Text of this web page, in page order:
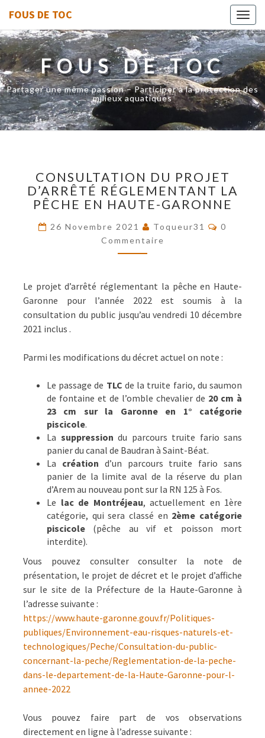
FOUS DE TOC
FOUS DE TOC
Partager une même passion – Participer à la protection des
milieux aquatiques
DU
PROJET
D’ARRÊTÉ
LA
PÊCHE
EN
GARONNE
CONSULTATION DU PROJET
D’ARRÊTÉ RÉGLEMENTANT LA
PÊCHE EN HAUTE-GARONNE
26 Novembre 2021 Toqueur31
0
Commentaire
Le projet d’arrêté réglementant la pêche en Haute-
Garonne pour l’année 2022 est soumis à la
consultation du public jusqu’au vendredi 10 décembre
2021 inclus .
Parmi les modifications du décret actuel on note :
Le passage de TLC de la truite fario, du saumon
de fontaine et de l’omble chevalier de 20 cm à
23 cm
sur la Garonne en 1° catégorie
piscicole.
La suppression du parcours truite fario sans
panier du canal de Baudran à Saint-Béat.
La création d’un parcours truite fario sans
panier de la limite aval de la réserve du plan
d’Arem au nouveau pont sur la RN 125 à Fos.
Le lac de Montréjeau, actuellement en 1ère
catégorie, qui sera classé en 2ème catégorie
piscicole (pêche au vif et poisson mort
interdite).
Vous pouvez consulter consulter la note de
présentation, le projet de décret et le projet d’affiche
sur le site de la Préfecture de la Haute-Garonne à
l’adresse suivante :
https://www.haute-garonne.gouv.fr/Politiques-
publiques/Environnement-eau-risques-naturels-et-
technologiques/Peche/Consultation-du-public-
concernant-la-peche/Reglementation-de-la-peche-
dans-le-departement-de-la-Haute-Garonne-pour-l-
annee-2022
Vous pouvez faire part de vos observations
directement en ligne à l’adresse suivante :